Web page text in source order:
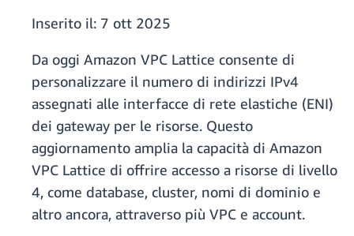
Inserito il: 7 ott 2025
Da oggi Amazon VPC Lattice consente di
personalizzare il numero di indirizzi IPv4
assegnati alle interfacce di rete elastiche (ENI)
dei gateway per le risorse. Questo
aggiornamento amplia la capacità di Amazon
VPC Lattice di offrire accesso a risorse di livello
4, come database, cluster, nomi di dominio e
altro ancora, attraverso più VPC e account.